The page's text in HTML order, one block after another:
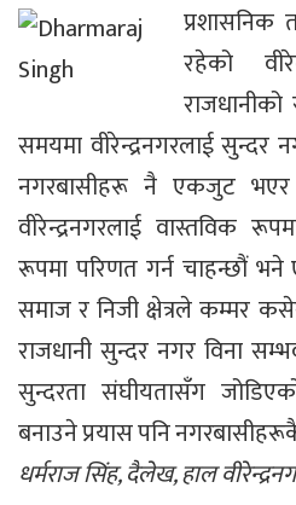
प्रशासनिक
रहेको
समयमा वीरेन्द्रनगरलाई सुन्दर
नगरबासीहरू नै एकजुट
वीरेन्द्रनगरलाई वास्तविक
रूपमा परिणत गर्न चाहन्छौं
समाज र निजी क्षेत्रले कम्मर
राजधानी सुन्दर नगर विना
सुन्दरता संघीयतासँग
बनाउने प्रयास पनि
धर्मराज सिंह, दैलेख, हाल